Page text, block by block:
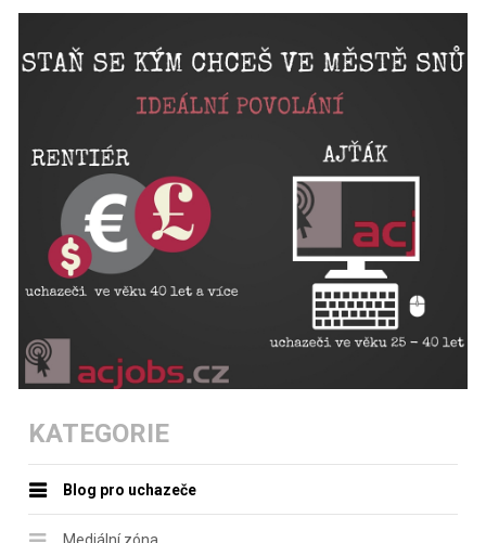
KATEGORIE
Blog pro uchazeče